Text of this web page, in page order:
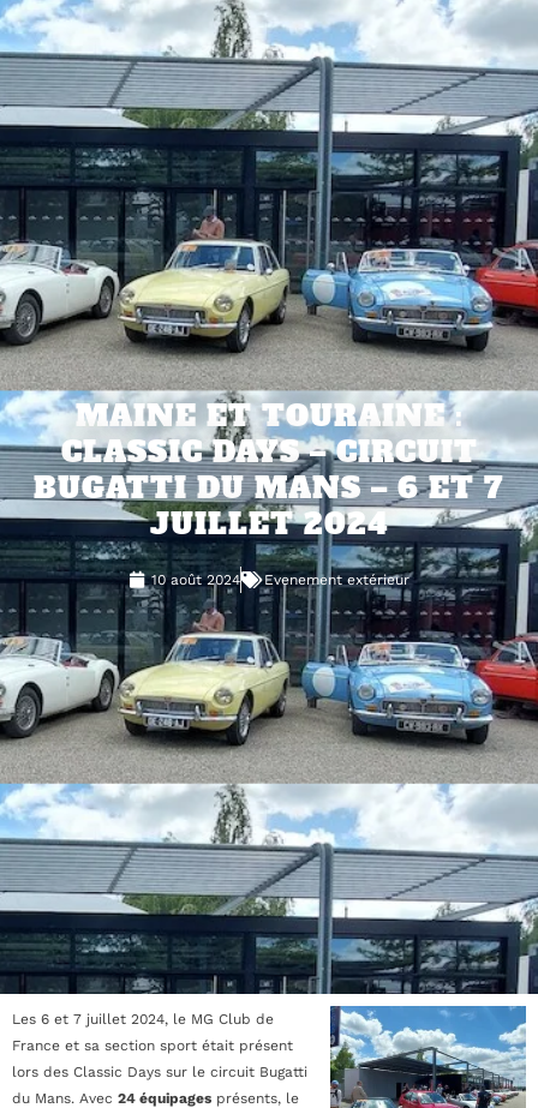
MAINE ET TOURAINE :
CLASSIC DAYS – CIRCUIT
BUGATTI DU MANS – 6 ET 7
JUILLET 2024
10 août 2024 Evenement extérieur
Les 6 et 7 juillet 2024, le MG Club de
France et sa section sport était présent
lors des Classic Days sur le circuit Bugatti
du Mans. Avec 24 équipages présents, le